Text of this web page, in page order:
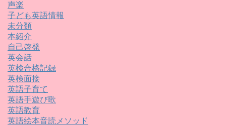
声楽
子ども英語情報
未分類
本紹介
自己啓発
英会話
英検合格記録
英検面接
英語子育て
英語手遊び歌
英語教育
英語絵本音読メソッド